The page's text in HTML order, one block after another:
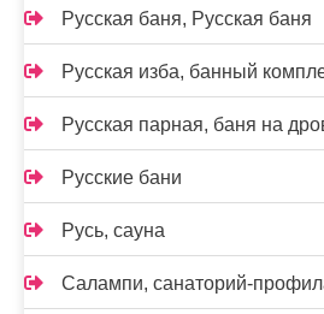
Русская баня, Русская баня
Русская изба, банный
Русская парная, баня на
Русские бани
Русь, сауна
Салампи, санаторий-